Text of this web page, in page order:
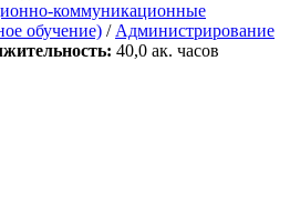
коммуникационные
обучение) / Администрирование
40,0 ак. часов